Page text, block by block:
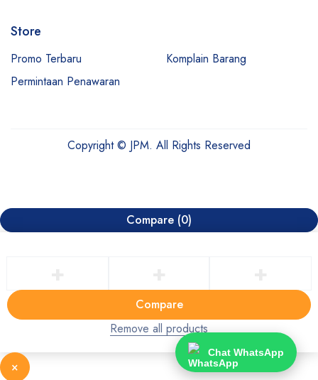
Store
Promo Terbaru
Komplain Barang
Permintaan Penawaran
Copyright © JPM. All Rights Reserved
Compare (0)
Compare
Remove all products
×
Chat WhatsApp